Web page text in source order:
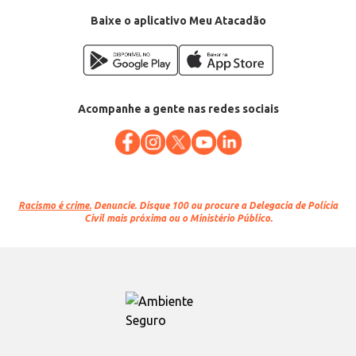
Baixe o aplicativo Meu Atacadão
Acompanhe a gente nas redes sociais
Racismo é crime. Denuncie. Disque 100 ou procure a Delegacia de Polícia
Civil mais próxima ou o Ministério Público.